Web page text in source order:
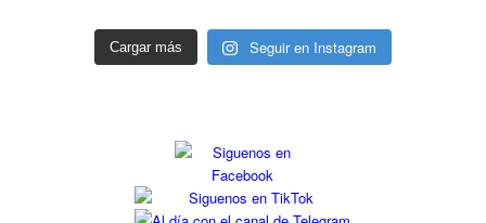
Cargar más Seguir en Instagram